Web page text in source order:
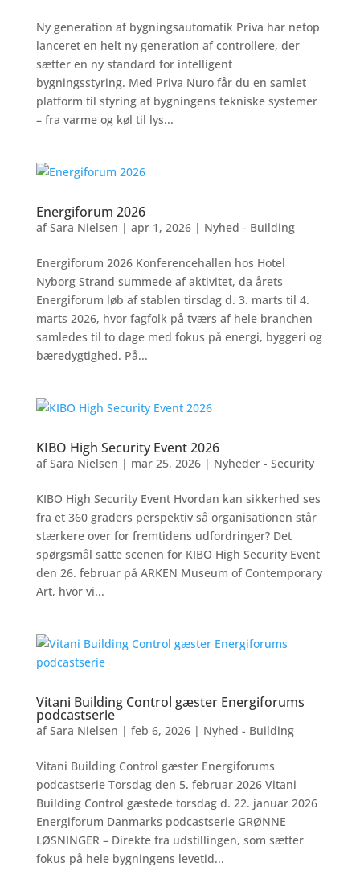
Ny generation af bygningsautomatik Priva har netop
lanceret en helt ny generation af controllere, der
sætter en ny standard for intelligent
bygningsstyring. Med Priva Nuro får du en samlet
platform til styring af bygningens tekniske systemer
– fra varme og køl til lys...
Energiforum 2026
afSara Nielsen | apr 1, 2026| Nyhed - Building
Energiforum 2026 Konferencehallen hos Hotel
Nyborg Strand summede af aktivitet, da årets
Energiforum løb af stablen tirsdag d. 3. marts til 4.
marts 2026, hvor fagfolk på tværs af hele branchen
samledes til to dage med fokus på energi, byggeri og
bæredygtighed. På...
KIBO High Security Event 2026
afSara Nielsen | mar 25, 2026| Nyheder - Security
KIBO High Security Event Hvordan kan sikkerhed ses
fra et 360 graders perspektiv så organisationen står
stærkere over for fremtidens udfordringer? Det
spørgsmål satte scenen for KIBO High Security Event
den 26. februar på ARKEN Museum of Contemporary
Art, hvor vi...
Vitani Building Control gæster Energiforums
podcastserie
afSara Nielsen | feb 6, 2026| Nyhed - Building
Vitani Building Control gæster Energiforums
podcastserie Torsdag den 5. februar 2026 Vitani
Building Control gæstede torsdag d. 22. januar 2026
Energiforum Danmarks podcastserie GRØNNE
LØSNINGER – Direkte fra udstillingen, som sætter
fokus på hele bygningens levetid...